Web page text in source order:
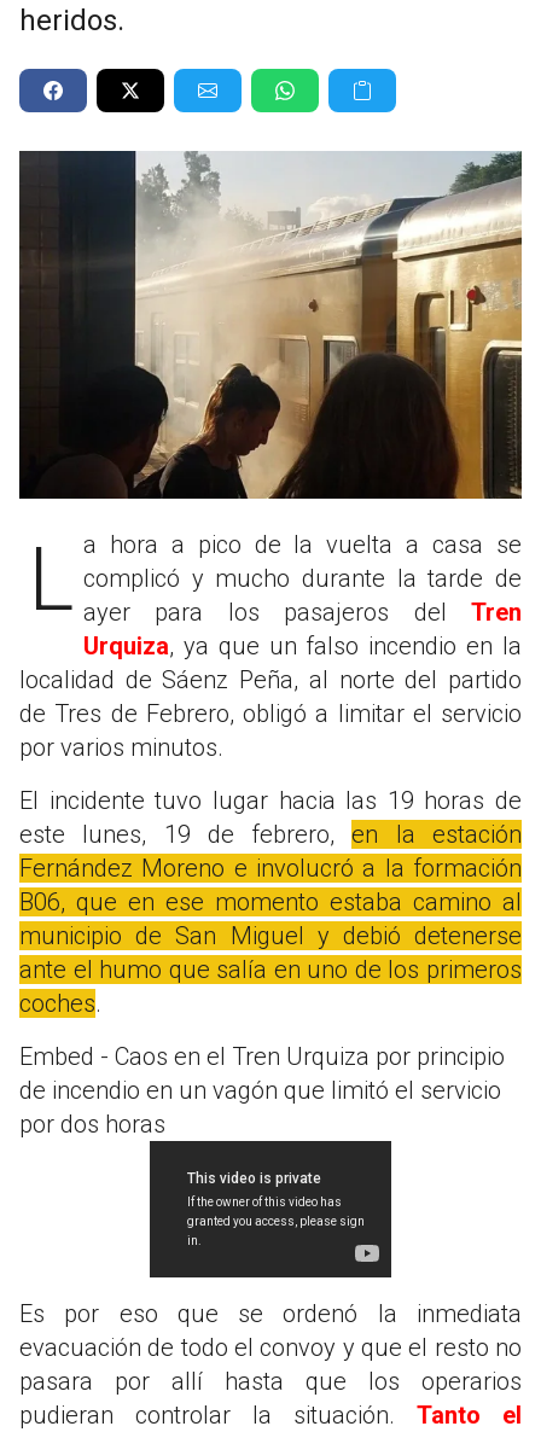
heridos.
La hora a pico de la vuelta a casa se complicó y mucho durante la tarde de
ayer para los pasajeros del Tren
Urquiza, ya que un falso incendio en la
localidad de Sáenz Peña, al norte del partido
de Tres de Febrero, obligó a limitar el servicio
por varios minutos.
El incidente tuvo lugar hacia las 19 horas de
este lunes, 19 de febrero,en la estación
Fernández Moreno e involucró a la formación
B06, que en ese momento estaba camino al
municipio de San Miguel y debió detenerse
ante el humo que salía en uno de los primeros
coches.
Embed - Caos en el Tren Urquiza por principio
de incendio en un vagón que limitó el servicio
por dos horas
Es por eso que se ordenó la inmediata
evacuación de todo el convoy y que el resto no
pasara por allí hasta que los operarios
pudieran controlar la situación. Tanto el